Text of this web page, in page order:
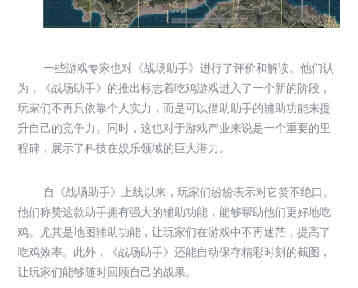
一些游戏专家也对《战场助手》进行了评价和解读。他们认
为，《战场助手》的推出标志着吃鸡游戏进入了一个新的阶段，
玩家们不再只依靠个人实力，而是可以借助助手的辅助功能来提
升自己的竞争力。同时，这也对于游戏产业来说是一个重要的里
程碑，展示了科技在娱乐领域的巨大潜力。
自《战场助手》上线以来，玩家们纷纷表示对它赞不绝口。
他们称赞这款助手拥有强大的辅助功能，能够帮助他们更好地吃
鸡。尤其是地图辅助功能，让玩家们在游戏中不再迷茫，提高了
吃鸡效率。此外，《战场助手》还能自动保存精彩时刻的截图，
让玩家们能够随时回顾自己的战果。